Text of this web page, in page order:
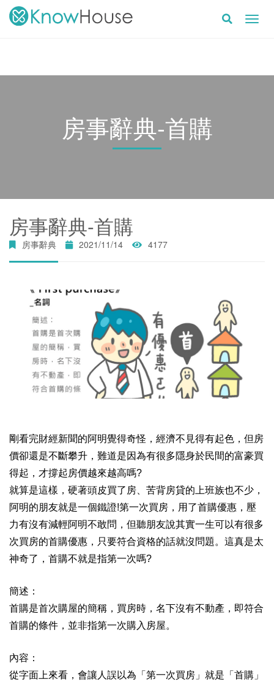
房事辭典-首購
房事辭典-首購
房事辭典 2021/11/14 4177
剛看完財經新聞的阿明覺得奇怪，經濟不見得有起色，但房
價卻還是不斷攀升，難道是因為有很多隱身於民間的富豪買
得起，才撐起房價越來越高嗎?
就算是這樣，硬著頭皮買了房、苦背房貸的上班族也不少，
阿明的朋友就是一個鐵證!第一次買房，用了首購優惠，壓
力有沒有減輕阿明不敢問，但聽朋友說其實一生可以有很多
次買房的首購優惠，只要符合資格的話就沒問題。這真是太
神奇了，首購不就是指第一次嗎?
簡述：
首購是首次購屋的簡稱，買房時，名下沒有不動產，即符合
首購的條件，並非指第一次購入房屋。
內容：
從字面上來看，會讓人誤以為「第一次買房」就是「首購」